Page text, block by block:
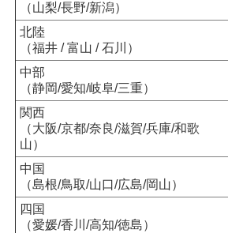
（山梨/長野/新潟）
北陸
（福井 / 富山 / 石川）
中部
（静岡/愛知/岐阜/三重）
関西
（大阪/京都/奈良/滋賀/兵庫/和歌
山）
中国
（島根/鳥取/山口/広島/岡山）
四国
（愛媛/香川/高知/徳島）